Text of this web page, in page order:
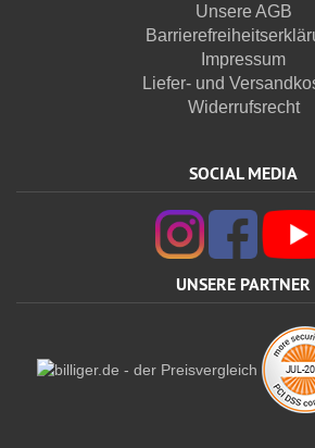
Unsere AGB
Impressum
Liefer- und
Widerrufsrecht
SOCIAL MEDIA
UNSERE PARTNER